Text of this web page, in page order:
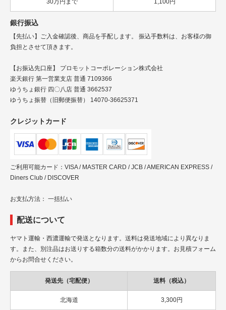
30万円まで 1,100円
銀行振込
【先払い】ご入金確認後、商品を手配します。 振込手数料は、お客様の御
負担とさせて頂きます。
【お振込先口座】 プロモットコーポレーション株式会社
楽天銀行 第一営業支店 普通 7109366
ゆうちょ銀行 四〇八店 普通 3662537
ゆうちょ振替（旧郵便振替） 14070-36625371
クレジットカード
ご利用可能カード：VISA / MASTER CARD / JCB / AMERICAN EXPRESS /
Diners Club / DISCOVER
お支払方法： 一括払い
配送について
ヤマト運輸・西濃運輸で発送となります。送料は発送地域により異なりま
す。また、別注品はお送りする箱数分の送料がかかります。お見積フォーム
からお問合せください。
発送先（宅配便） 送料（税込）
北海道 3,300円